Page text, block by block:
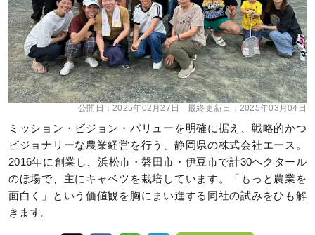
公開日：2025年02月27日 最終更新日： 2025年03月04日
ミッション・ビジョン・バリューを明確に据え、戦略的かつ
ビジョナリーな農業経営を行う、静岡県の株式会社エース。
2016年に創業し、浜松市・磐田市・伊豆市で計30ヘクタール
のほ場で、主にキャベツを栽培しています。「もっと農業を
面白く」という価値観を胸にまい進する同社の試みをひも解
きます。